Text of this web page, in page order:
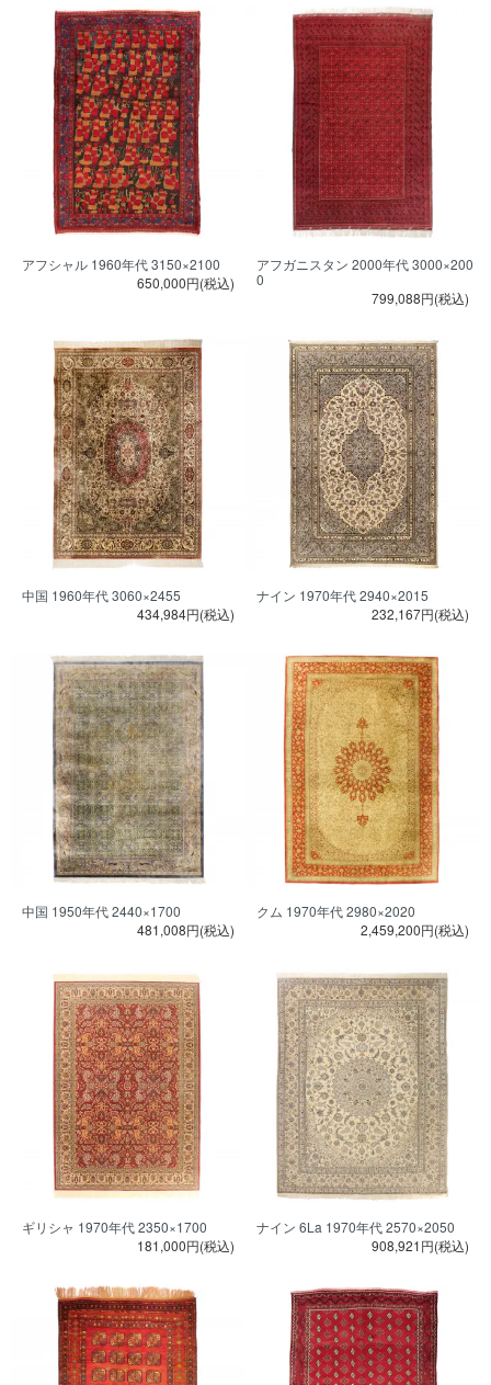
アフシャル 1960年代 3150×2100
650,000円(税込)
アフガニスタン 2000年代 3000×200
0
799,088円(税込)
中国 1960年代 3060×2455
434,984円(税込)
ナイン 1970年代 2940×2015
232,167円(税込)
中国 1950年代 2440×1700
481,008円(税込)
クム 1970年代 2980×2020
2,459,200円(税込)
ギリシャ 1970年代 2350×1700
181,000円(税込)
ナイン 6La 1970年代 2570×2050
908,921円(税込)